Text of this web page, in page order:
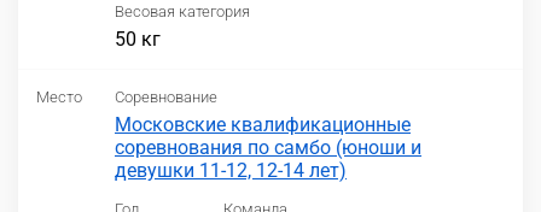
Весовая категория
50 кг
Место Соревнование
Московские квалификационные
соревнования по самбо (юноши и
девушки 11-12, 12-14 лет)